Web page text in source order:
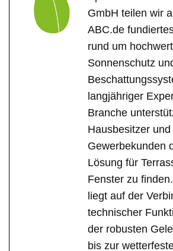
GmbH teilen wir
ABC.de
rund um
Sonnenschutz
langjähriger
Branche
Hausbesitzer und
Gewerbekunden
Lösung für
Fenster zu
liegt auf der
technischer
der robusten
bis zur